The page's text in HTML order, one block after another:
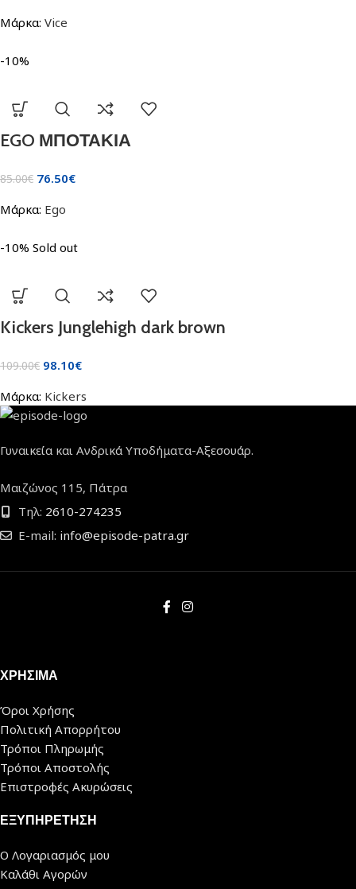
Μάρκα: Vice
-10%
EGO ΜΠΟΤΑΚΙΑ
85.00€ 76.50€
Μάρκα: Ego
-10% Sold out
Kickers Junglehigh dark brown
109.00€ 98.10€
Μάρκα: Kickers
Γυναικεία και Ανδρικά Υποδήματα-Αξεσουάρ.
Μαιζώνος 115, Πάτρα
Τηλ: 2610-274235
E-mail: info@episode-patra.gr
ΧΡΗΣΙΜΑ
Όροι Χρήσης
Πολιτική Απορρήτου
Τρόποι Πληρωμής
Τρόποι Αποστολής
Επιστροφές Ακυρώσεις
ΕΞΥΠΗΡΕΤΗΣΗ
Ο Λογαριασμός μου
Καλάθι Αγορών